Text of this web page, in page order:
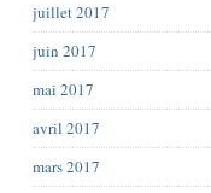
juillet 2017
juin 2017
mai 2017
avril 2017
mars 2017